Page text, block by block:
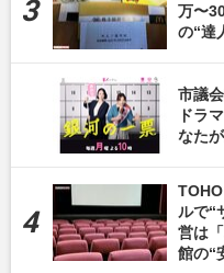
万〜
の“達
市議
ドラ
なた
ルで“
営は
館の“